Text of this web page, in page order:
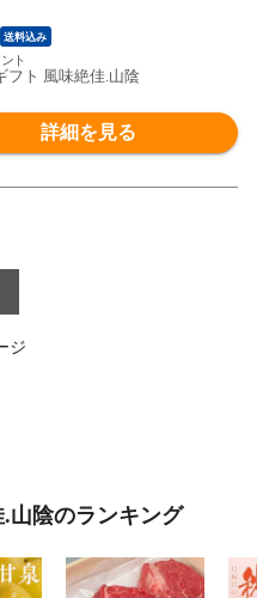
送料込み
フト 風味絶佳.山陰
詳細を見る
山陰のランキング